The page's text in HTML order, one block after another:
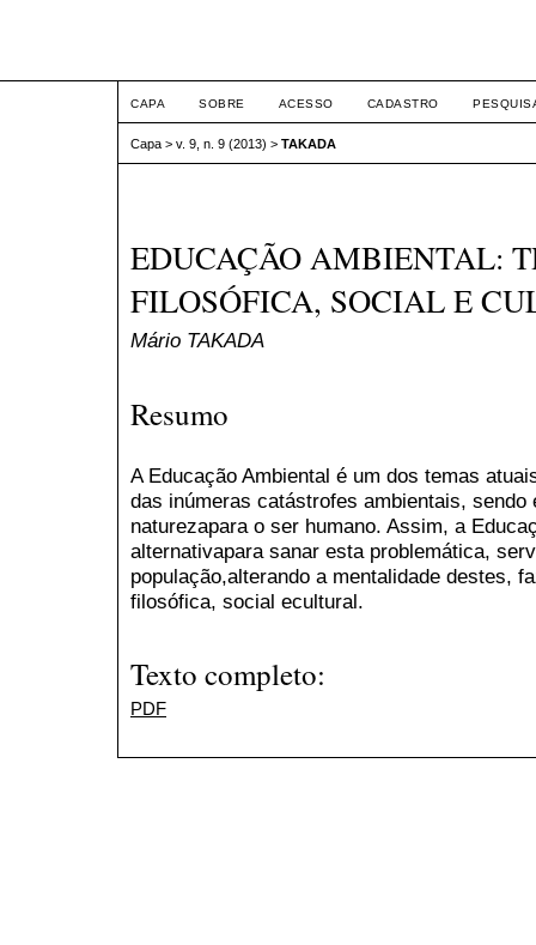
CAPA SOBRE ACESSO CADASTRO
Capa > v. 9, n. 9 (2013) > TAKADA
EDUCAÇÃO AMBIENTAL:
FILOSÓFICA, SOCIAL E
Mário TAKADA
Resumo
A Educação Ambiental é um dos temas
das inúmeras catástrofes ambientais, sendo
naturezapara o ser humano. Assim, a
alternativapara sanar esta problemática,
população,alterando a mentalidade destes,
filosófica, social ecultural.
Texto completo:
PDF